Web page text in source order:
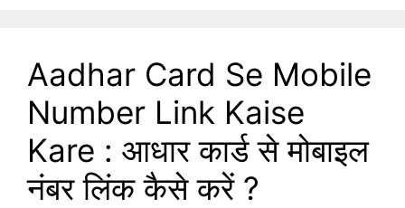
Aadhar Card Se Mobile
Number Link Kaise
Kare : आधार कार्ड से मोबाइल
नंबर लिंक कैसे करें ?